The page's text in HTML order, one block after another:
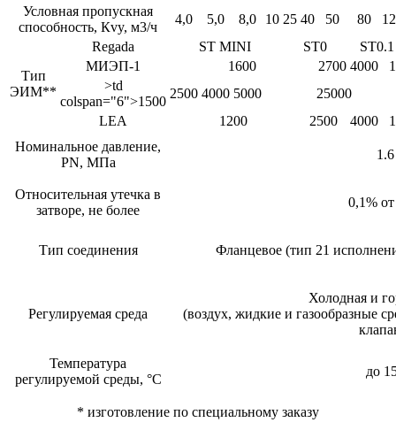
Условная пропускная
способность, Кvy, м3/ч
4,0 5,0 8,0 10 25 40 50 80
Тип
ЭИМ**
Regada ST MINI ST0
ST0.1
МИЭП-1
1600 2700 4000
>td
colspan="6">1500
2500 4000 5000
25000
LEA
1200 2500 4000
Номинальное давление,
PN, МПа
1.6
Относительная утечка в
затворе, не более
0,1%
Тип соединения Фланцевое (тип 21
Регулируемая среда
Холодная и
(воздух, жидкие и газообразные
Температура
регулируемой среды, °С
до
* из­го­тов­ле­ние по спе­ци­аль­но­му за­казу